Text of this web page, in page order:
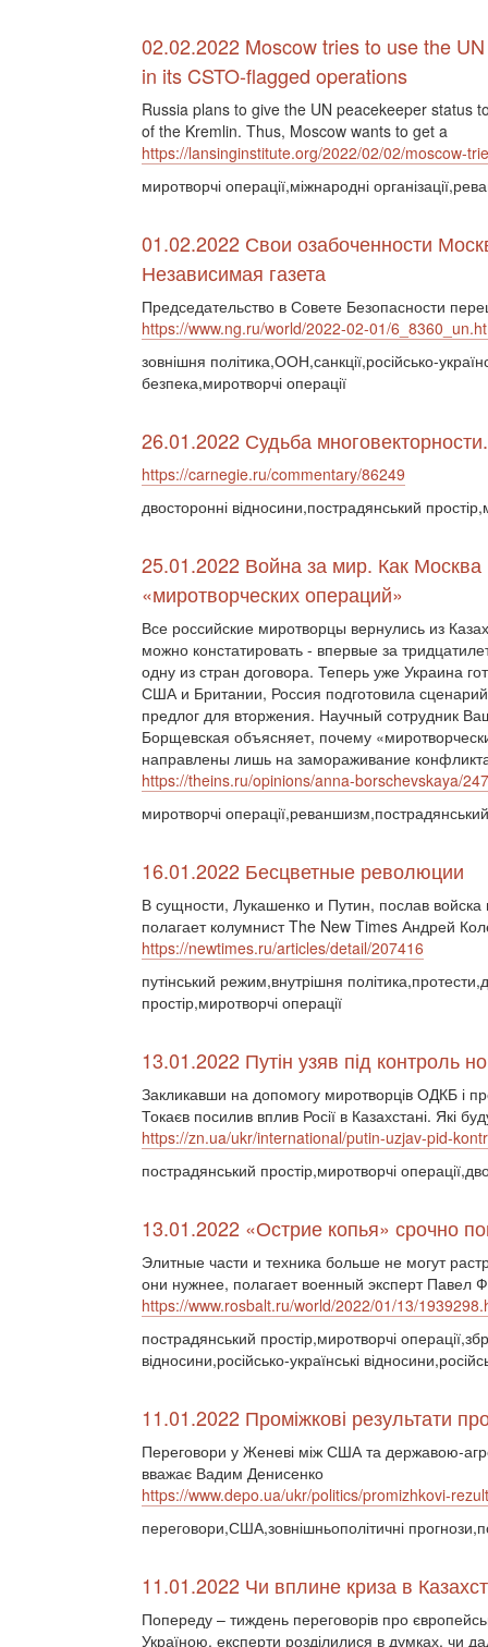
02.02.2022 Moscow tries to use the
in its CSTO-flagged operations
Russia plans to give the UN peacekeeper status
of the Kremlin. Thus, Moscow wants to get a
https://lansinginstitute.org/2022/02/02/moscow-
миротворчі операції,міжнародні
01.02.2022 Свои озабоченности
Независимая газета
Председательство в Совете Безопасности
https://www.ng.ru/world/2022-02-01/
зовнішня політика,ООН,санкції,російсько-
безпека,миротворчі операції
26.01.2022 Судьба
https://carnegie.ru/commentary/86249
двосторонні відносини,пострадянський
25.01.2022 Война за мир. Как
«миротворческих операций»
Все российские миротворцы вернулись из
можно констатировать - впервые за
одну из стран договора. Теперь уже Украина
США и Британии, Россия подготовила
предлог для вторжения. Научный сотрудник
Борщевская объясняет, почему
направлены лишь на замораживание
https://theins.ru/opinions/anna-borschevskaya/
миротворчі
16.01.2022 Бесцветные революции
В сущности, Лукашенко и Путин, послав
полагает колумнист The New Times Андрей
https://newtimes.ru/articles/detail/207416
путінський режим,внутрішня
простір,миротворчі операції
13.01.2022 Путін узяв під контроль
Закликавши на допомогу миротворців ОДКБ і
Токаєв посилив вплив Росії в Казахстані. Які
https://zn.ua/ukr/international/putin-uzjav-pid-
пострадянський простір,миротворчі
13.01.2022 «Острие копья» срочно
Элитные части и техника больше не могут
они нужнее, полагает военный эксперт Павел
https://www.rosbalt.ru/world/2022/01/13/
пострадянський простір,миротворчі
відносини,російсько-українські
11.01.2022 Проміжкові результати
Переговори у Женеві між США та державою-
вважає Вадим Денисенко
https://www.depo.ua/ukr/politics/promizhkovi-
переговори,США,зовнішньополітичні
11.01.2022 Чи вплине криза в
Попереду – тиждень переговорів про
Україною, експерти розділилися в думках, чи